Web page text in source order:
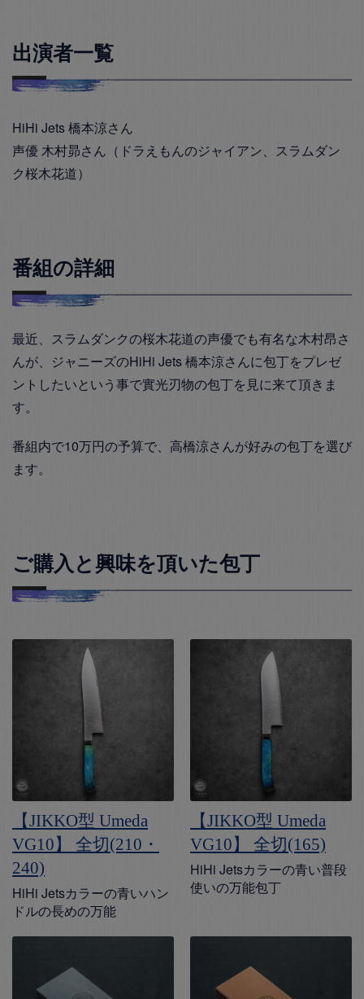
出演者一覧
HiHi Jets 橋本涼さん
声優 木村昴さん（ドラえもんのジャイアン、スラムダン
ク桜木花道）
番組の詳細
最近、スラムダンクの桜木花道の声優でも有名な木村昂さ
んが、ジャニーズのHiHi Jets 橋本涼さんに包丁をプレゼ
ントしたいという事で實光刃物の包丁を見に来て頂きま
す。
番組内で10万円の予算で、高橋涼さんが好みの包丁を選び
ます。
ご購入と興味を頂いた包丁
【JIKKO型 Umeda
VG10】 全切(210・
240)
HiHi Jetsカラーの青いハン
ドルの長めの万能
【JIKKO型 Umeda
VG10】 全切(165)
HiHi Jetsカラーの青い普段
使いの万能包丁